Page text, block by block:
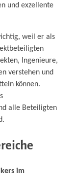
und exzellente
weil er als
Ingenieure,
verstehen und
können.
alle Beteiligten
im